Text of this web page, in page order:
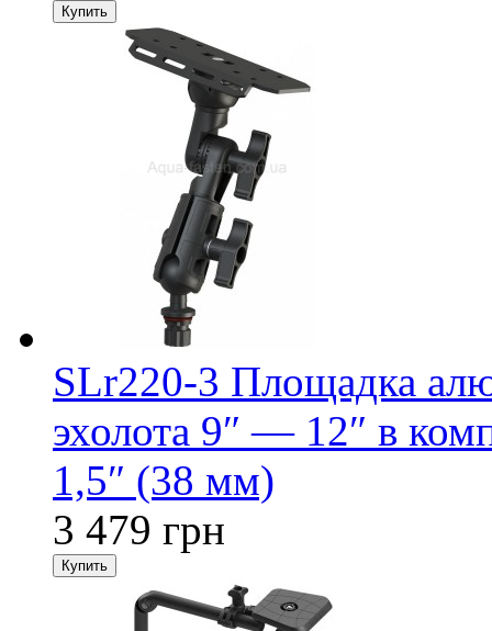
SLr220-3 Площадка
эхолота 9″ — 12″ в
1,5″ (38 мм)
3 479 грн